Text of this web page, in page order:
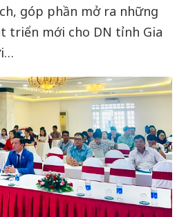
góp phần mở ra những
triển mới cho DN tỉnh Gia